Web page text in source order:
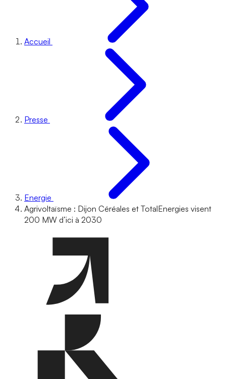
Accueil
Presse
Energie
Agrivoltaïsme : Dijon Céréales et TotalEnergies visent
200 MW d’ici à 2030